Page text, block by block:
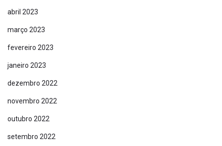
abril 2023
março 2023
fevereiro 2023
janeiro 2023
dezembro 2022
novembro 2022
outubro 2022
setembro 2022
Contato
Avenida Padres Olivetanos, 236 - Vila Esperança -
São Paulo/SP
atendimento@grupoatualsp.com
11 2579-8227